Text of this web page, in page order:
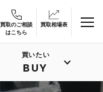
買取のご相談
はこちら
買取相場表
買いたい
BUY